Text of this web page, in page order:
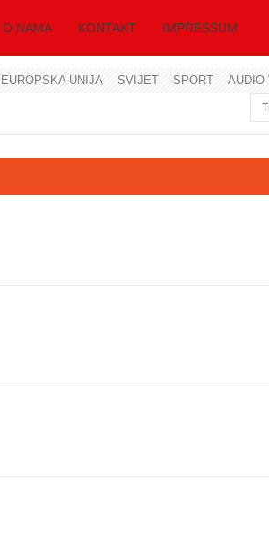
O NAMA KONTAKT IMPRESSUM
EUROPSKA UNIJA SVIJET SPORT AUDIO